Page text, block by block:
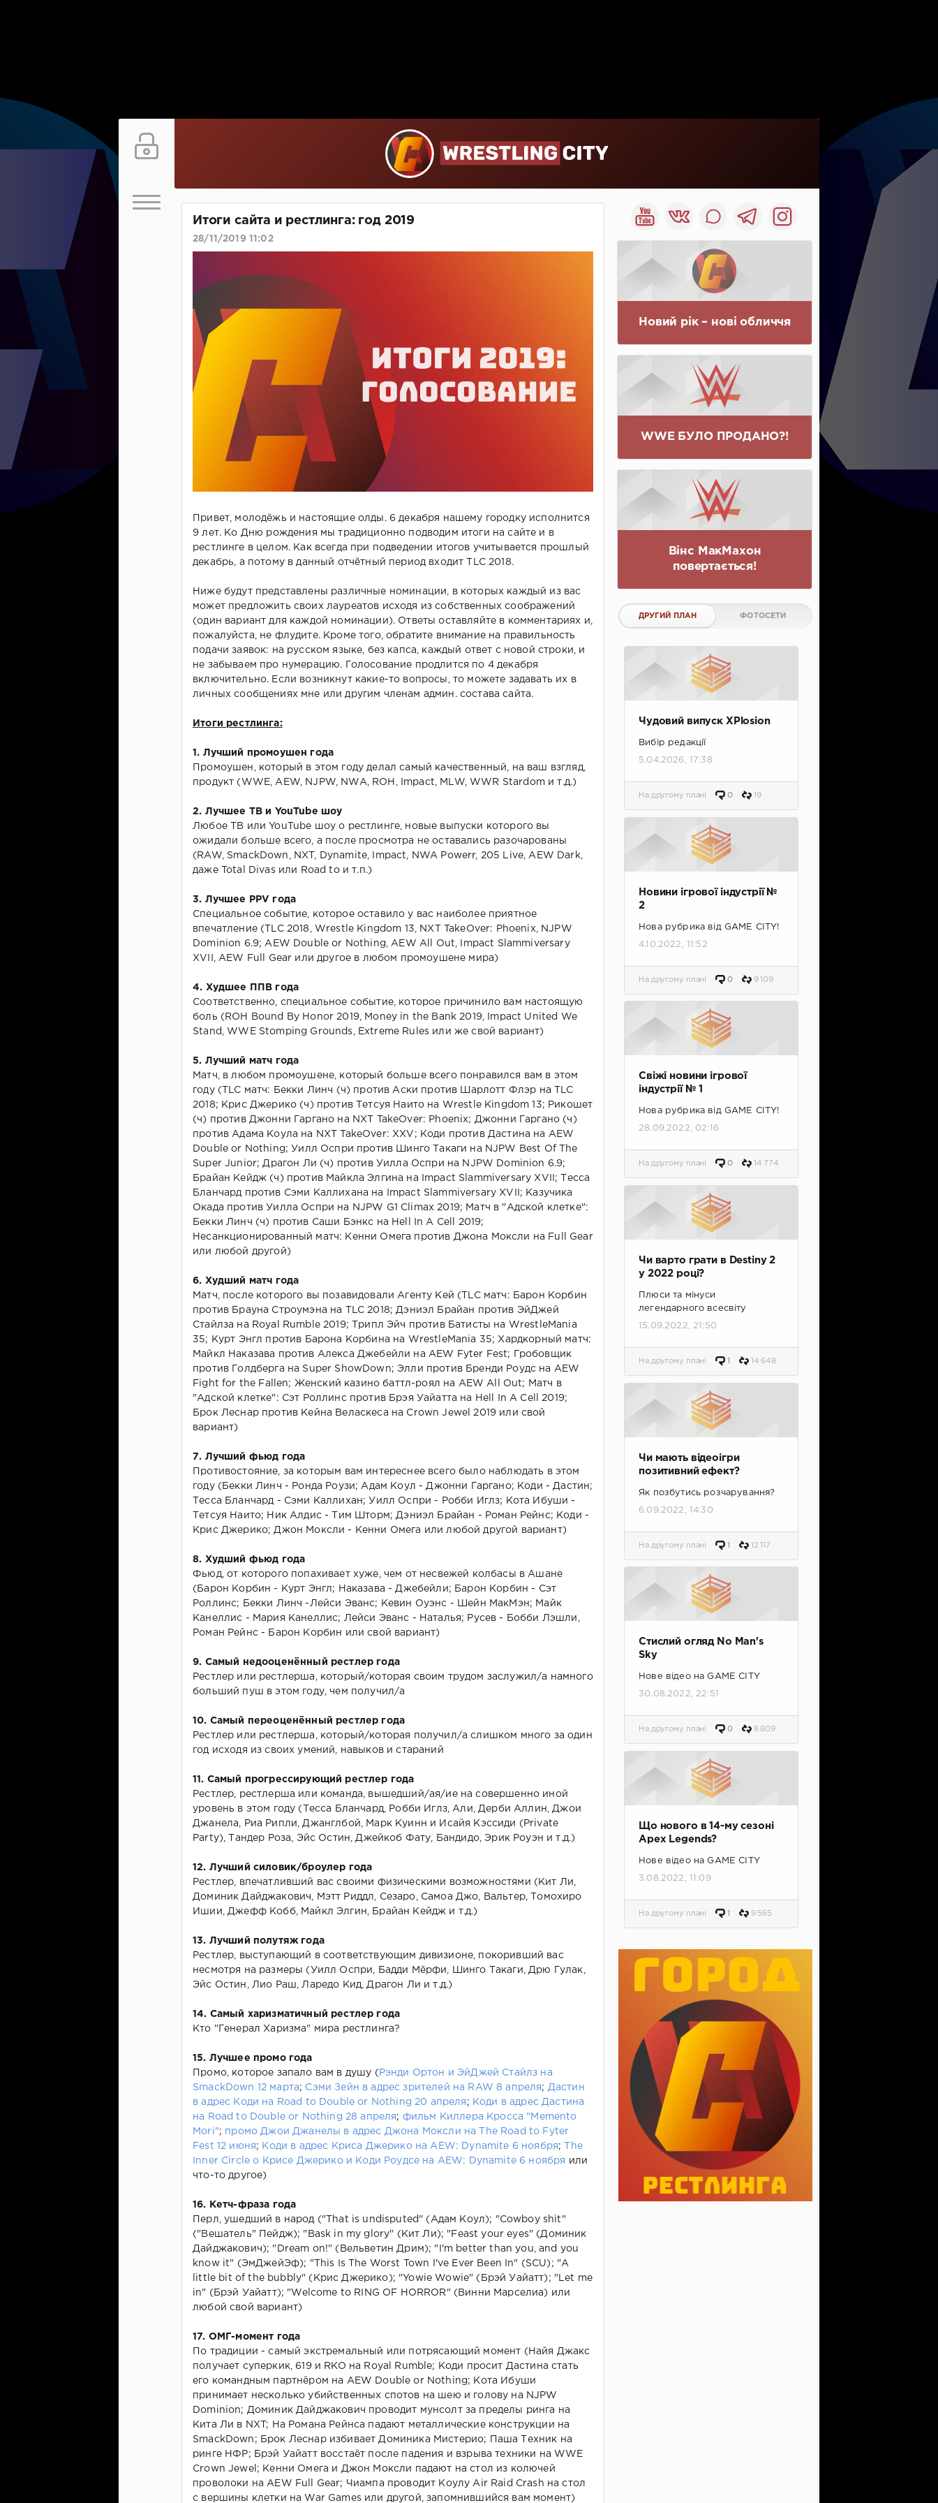
Итоги сайта и рестлинга: год 2019
28/11/2019 11:02
Привет, молодёжь и настоящие олды. 6 декабря нашему городку исполнится
9 лет. Ко Дню рождения мы традиционно подводим итоги на сайте и в
рестлинге в целом. Как всегда при подведении итогов учитывается прошлый
декабрь, а потому в данный отчётный период входит TLC 2018.
Ниже будут представлены различные номинации, в которых каждый из вас
может предложить своих лауреатов исходя из собственных соображений
(один вариант для каждой номинации). Ответы оставляйте в комментариях и,
пожалуйста, не флудите. Кроме того, обратите внимание на правильность
подачи заявок: на русском языке, без капса, каждый ответ с новой строки, и
не забываем про нумерацию. Голосование продлится по 4 декабря
включительно. Если возникнут какие-то вопросы, то можете задавать их в
личных сообщениях мне или другим членам админ. состава сайта.
Итоги рестлинга:
1. Лучший промоушен года
Промоушен, который в этом году делал самый качественный, на ваш взгляд,
продукт (WWE, AEW, NJPW, NWA, ROH, Impact, MLW, WWR Stardom и т.д.)
2. Лучшее ТВ и YouTube шоу
Любое ТВ или YouTube шоу о рестлинге, новые выпуски которого вы
ожидали больше всего, а после просмотра не оставались разочарованы
(RAW, SmackDown, NXT, Dynamite, Impact, NWA Powerr, 205 Live, AEW Dark,
даже Total Divas или Road to и т.п.)
3. Лучшее PPV года
Специальное событие, которое оставило у вас наиболее приятное
впечатление (TLC 2018, Wrestle Kingdom 13, NXT TakeOver: Phoenix, NJPW
Dominion 6.9; AEW Double or Nothing, AEW All Out, Impact Slammiversary
XVII, AEW Full Gear или другое в любом промоушене мира)
4. Худшее ППВ года
Соответственно, специальное событие, которое причинило вам настоящую
боль (ROH Bound By Honor 2019, Money in the Bank 2019, Impact United We
Stand, WWE Stomping Grounds, Extreme Rules или же свой вариант)
5. Лучший матч года
Матч, в любом промоушене, который больше всего понравился вам в этом
году (TLC матч: Бекки Линч (ч) против Аски против Шарлотт Флэр на TLC
2018; Крис Джерико (ч) против Тетсуя Наито на Wrestle Kingdom 13; Рикошет
(ч) против Джонни Гаргано на NXT TakeOver: Phoenix; Джонни Гаргано (ч)
против Адама Коула на NXT TakeOver: XXV; Коди против Дастина на AEW
Double or Nothing; Уилл Оспри против Шинго Такаги на NJPW Best Of The
Super Junior; Драгон Ли (ч) против Уилла Оспри на NJPW Dominion 6.9;
Брайан Кейдж (ч) против Майкла Элгина на Impact Slammiversary XVII; Тесса
Бланчард против Сэми Каллихана на Impact Slammiversary XVII; Казучика
Окада против Уилла Оспри на NJPW G1 Climax 2019; Матч в "Адской клетке":
Бекки Линч (ч) против Саши Бэнкс на Hell In A Cell 2019;
Несанкционированный матч: Кенни Омега против Джона Моксли на Full Gear
или любой другой)
6. Худший матч года
Матч, после которого вы позавидовали Агенту Кей (TLC матч: Барон Корбин
против Брауна Строумэна на TLC 2018; Дэниэл Брайан против ЭйДжей
Стайлза на Royal Rumble 2019; Трипл Эйч против Батисты на WrestleMania
35; Курт Энгл против Барона Корбина на WrestleMania 35; Хардкорный матч:
Майкл Наказава против Алекса Джебейли на AEW Fyter Fest; Гробовщик
против Голдберга на Super ShowDown; Элли против Бренди Роудс на AEW
Fight for the Fallen; Женский казино баттл-роял на AEW All Out; Матч в
"Адской клетке": Сэт Роллинс против Брэя Уайатта на Hell In A Cell 2019;
Брок Леснар против Кейна Веласкеса на Crown Jewel 2019 или свой
вариант)
7. Лучший фьюд года
Противостояние, за которым вам интереснее всего было наблюдать в этом
году (Бекки Линч - Ронда Роузи; Адам Коул - Джонни Гаргано; Коди - Дастин;
Тесса Бланчард - Сэми Каллихан; Уилл Оспри - Робби Иглз; Кота Ибуши -
Тетсуя Наито; Ник Алдис - Тим Шторм; Дэниэл Брайан - Роман Рейнс; Коди -
Крис Джерико; Джон Моксли - Кенни Омега или любой другой вариант)
8. Худший фьюд года
Фьюд, от которого попахивает хуже, чем от несвежей колбасы в Ашане
(Барон Корбин - Курт Энгл; Наказава - Джебейли; Барон Корбин - Сэт
Роллинс; Бекки Линч -Лейси Эванс; Кевин Оуэнс - Шейн МакМэн; Майк
Канеллис - Мария Канеллис; Лейси Эванс - Наталья; Русев - Бобби Лэшли,
Роман Рейнс - Барон Корбин или свой вариант)
9. Самый недооценённый рестлер года
Рестлер или рестлерша, который/которая своим трудом заслужил/а намного
больший пуш в этом году, чем получил/а
10. Самый переоценённый рестлер года
Рестлер или рестлерша, который/которая получил/а слишком много за один
год исходя из своих умений, навыков и стараний
11. Самый прогрессирующий рестлер года
Рестлер, рестлерша или команда, вышедший/ая/ие на совершенно иной
уровень в этом году (Тесса Бланчард, Робби Иглз, Али, Дерби Аллин, Джои
Джанела, Риа Рипли, Джанглбой, Марк Куинн и Исайя Кэссиди (Private
Party), Тандер Роза, Эйс Остин, Джейкоб Фату, Бандидо, Эрик Роуэн и т.д.)
12. Лучший силовик/броулер года
Рестлер, впечатливший вас своими физическими возможностями (Кит Ли,
Доминик Дайджакович, Мэтт Риддл, Сезаро, Самоа Джо, Вальтер, Томохиро
Ишии, Джефф Кобб, Майкл Элгин, Брайан Кейдж и т.д.)
13. Лучший полутяж года
Рестлер, выступающий в соответствующим дивизионе, покоривший вас
несмотря на размеры (Уилл Оспри, Бадди Мёрфи, Шинго Такаги, Дрю Гулак,
Эйс Остин, Лио Раш, Ларедо Кид, Драгон Ли и т.д.)
14. Самый харизматичный рестлер года
Кто "Генерал Харизма" мира рестлинга?
15. Лучшее промо года
Промо, которое запало вам в душу ( Рэнди Ортон и ЭйДжей Стайлз на
SmackDown 12 марта; Сэми Зейн в адрес зрителей на RAW 8 апреля; Дастин
в адрес Коди на Road to Double or Nothing 20 апреля ; Коди в адрес Дастина
на Road to Double or Nothing 28 апреля; фильм Киллера Кросса "Memento
Mori"; промо Джои Джанелы в адрес Джона Моксли на The Road to Fyter
Fest 12 июня; Коди в адрес Криса Джерико на AEW: Dynamite 6 ноября;
The
Inner Circle о Крисе Джерико и Коди Роудсе на AEW: Dynamite 6 ноября или
что-то другое)
16. Кетч-фраза года
Перл, ушедший в народ ("That is undisputed" (Адам Коул); "Cowboy shit"
("Вешатель" Пейдж); "Bask in my glory" (Кит Ли); "Feast your eyes" (Доминик
Дайджакович); "Dream on!" (Вельветин Дрим); "I'm better than you, and you
know it" (ЭмДжейЭф); "This Is The Worst Town I've Ever Been In" (SCU); "A
little bit of the bubbly" (Крис Джерико); "Yowie Wowie" (Брэй Уайатт); "Let me
in" (Брэй Уайатт); "Welcome to RING OF HORROR" (Винни Марселиа) или
любой свой вариант)
17. ОМГ-момент года
По традиции - самый экстремальный или потрясающий момент (Найя Джакс
получает суперкик, 619 и RKO на Royal Rumble; Коди просит Дастина стать
его командным партнёром на AEW Double or Nothing; Кота Ибуши
принимает несколько убийственных спотов на шею и голову на NJPW
Dominion; Доминик Дайджакович проводит мунсолт за пределы ринга на
Кита Ли в NXT; На Романа Рейнса падают металлические конструкции на
SmackDown; Брок Леснар избивает Доминика Мистерио; Паша Техник на
ринге НФР; Брэй Уайатт восстаёт после падения и взрыва техники на WWE
Crown Jewel; Кенни Омега и Джон Моксли падают на стол из колючей
проволоки на AEW Full Gear; Чиампа проводит Коулу Air Raid Crash на стол
с вершины клетки на War Games или другой, запомнившийся вам момент)
Новий рік – нові обличчя
WWE БУЛО ПРОДАНО?!
Вінс МакМахон
повертається!
ДРУГИЙ ПЛАН ФОТОСЕТИ
Чудовий випуск XPlosion
Вибір редакції
5.04.2026, 17:38
На другому плані 0 19
Новини ігрової індустрії №
2
Нова рубрика від GAME CITY!
4.10.2022, 11:52
На другому плані 0 9 109
Свіжі новини ігрової
індустрії № 1
Нова рубрика від GAME CITY!
28.09.2022, 02:16
На другому плані 0 14 774
Чи варто грати в Destiny 2
у 2022 році?
Плюси та мінуси
легендарного всесвіту
15.09.2022, 21:50
На другому плані 1 14 648
Чи мають відеоігри
позитивний ефект?
Як позбутись розчарування?
6.09.2022, 14:30
На другому плані 1 12 117
Стислий огляд No Man's
Sky
Нове відео на GAME CITY
30.08.2022, 22:51
На другому плані 0 8 809
Що нового в 14-му сезоні
Apex Legends?
Нове відео на GAME CITY
3.08.2022, 11:09
На другому плані 1 9 565